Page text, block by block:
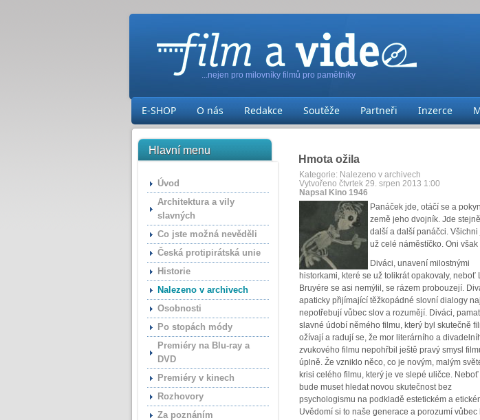
...nejen pro milovníky filmů pro pamětníky
E-SHOP O nás Redakce Soutěže Partneři Inzerce
Hlavní menu
Úvod
Architektura a vily
slavných
Co jste možná nevěděli
Česká protipirátská unie
Historie
Nalezeno v archivech
Osobnosti
Po stopách módy
Premiéry na Blu-ray a
DVD
Premiéry v kinech
Rozhovory
Za poznáním
Hmota ožila
Kategorie: Nalezeno v archivech
Vytvořeno čtvrtek 29. srpen 2013 1:00
Napsal Kino 1946
Panáček jde, otáčí se a
země jeho dvojník. Jde
další a další panáčci.
už celé náměstíčko. Oni
Diváci, unavení milostnými
historkami, které se už tolikrát opakovaly, neboť
Bruyére se asi nemýlil, se rázem probouzejí.
apaticky přijímající těžkopádné slovní dialogy
nepotřebují vůbec slov a rozumějí. Diváci,
slavné údobí němého filmu, který byl skutečně
ožívají a radují se, že mor literárního a
zvukového filmu nepohřbil ještě pravý smysl
úplně. Že vzniklo něco, co je novým, malým
krisi celého filmu, který je ve slepé uličce. Neboť
bude muset hledat novou skutečnost bez
psychologismu na podkladě estetickém a
Uvědomí si to naše generace a porozumí vůbec